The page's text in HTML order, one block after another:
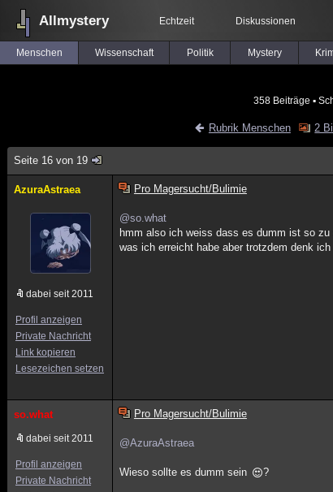
Allmystery Echtzeit Diskussionen
Menschen Wissenschaft Politik Mystery
358 Beiträge ▪
Rubrik Menschen 2
Seite 16 von 19
AzuraAstraea
dabei seit 2011
Profil anzeigen
Private Nachricht
Link kopieren
Lesezeichen setzen
Pro Magersucht/Bulimie
@so.what
hmm also ich weiss dass es dumm ist so
was ich erreicht habe aber trotzdem denk
so.what
dabei seit 2011
Profil anzeigen
Private Nachricht
Pro Magersucht/Bulimie
@AzuraAstraea
Wieso sollte es dumm sein ?